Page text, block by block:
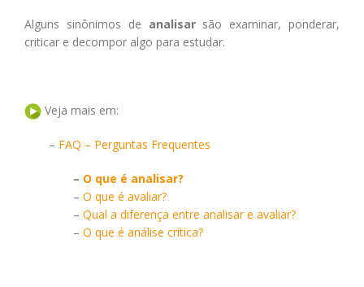
Alguns sinônimos de analisarsão examinar, ponderar,
criticar e decompor algo para estudar.
Veja mais em:
– FAQ – Perguntas Frequentes
– O que é analisar?
– O que é avaliar?
– Qual a diferença entre analisar e avaliar?
– O que é análise crítica?